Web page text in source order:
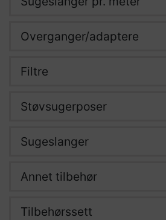
Overganger/adaptere
Filtre
Støvsugerposer
Sugeslanger
Annet tilbehør
Tilbehørssett